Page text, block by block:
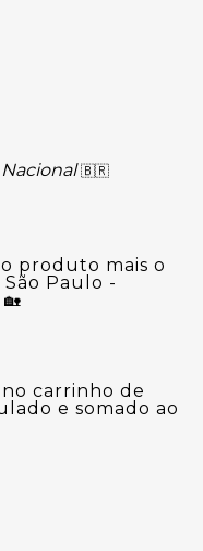
🇧🇷
produto mais o
Paulo -
🏡
carrinho de
e somado ao